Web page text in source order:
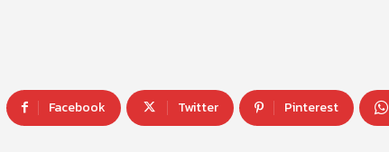
Facebook Twitter Pinterest